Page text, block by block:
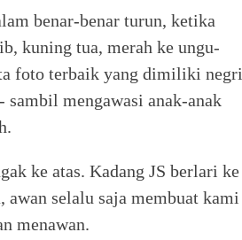
benar-benar turun, ketika
kuning tua, merah ke ungu-
foto terbaik yang dimiliki negri
mengawasi anak-anak
ke atas. Kadang JS berlari ke
selalu saja membuat kami
menawan.